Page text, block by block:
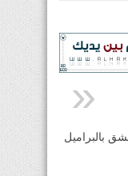
بالبراميل